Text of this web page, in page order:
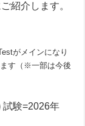
紹介します。
がメインになり
す（※一部は今後
試験=2026年